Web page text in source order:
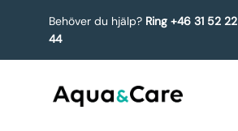
Behöver du hjälp? Ring +46 31 52 22
44